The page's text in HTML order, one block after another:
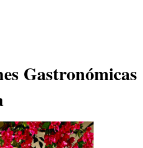
Gastronómicas